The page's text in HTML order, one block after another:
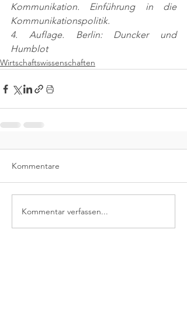
Kommunikation. Einführung in die
Kommunikationspolitik.
4. Auflage. Berlin: Duncker und
Humblot
Wirtschaftswissenschaften
Kommentare
Kommentar verfassen...